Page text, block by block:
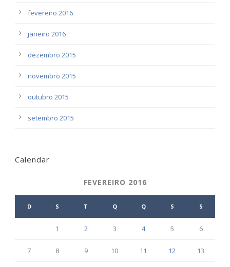
fevereiro 2016
janeiro 2016
dezembro 2015
novembro 2015
outubro 2015
setembro 2015
Calendar
FEVEREIRO 2016
D S T Q Q S S
1 2 3 4 5 6
7 8 9 10 11 12 13